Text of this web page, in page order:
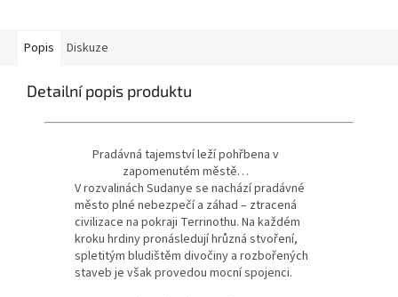
Popis Diskuze
Detailní popis produktu
Pradávná tajemství leží pohřbena v
zapomenutém městě…
V rozvalinách Sudanye se nachází pradávné
město plné nebezpečí a záhad – ztracená
civilizace na pokraji Terrinothu. Na každém
kroku hrdiny pronásledují hrůzná stvoření,
spletitým bludištěm divočiny a rozbořených
staveb je však provedou mocní spojenci.